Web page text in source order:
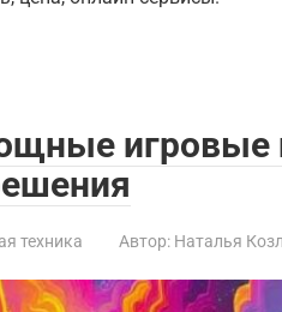
игровые
техника Автор: Наталья